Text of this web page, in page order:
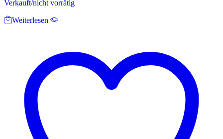
Verkauft/nicht vorrätig
Weiterlesen